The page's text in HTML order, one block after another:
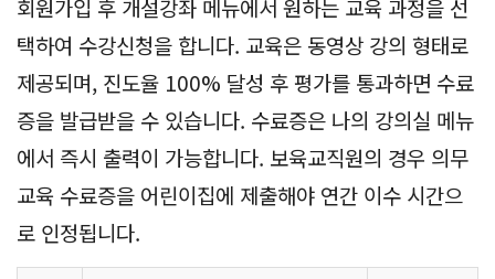
회원가입 후 개설강좌 메뉴에서 원하는 교육 과정을 선
택하여 수강신청을 합니다. 교육은 동영상 강의 형태로
제공되며, 진도율 100% 달성 후 평가를 통과하면 수료
증을 발급받을 수 있습니다. 수료증은 나의 강의실 메뉴
에서 즉시 출력이 가능합니다. 보육교직원의 경우 의무
교육 수료증을 어린이집에 제출해야 연간 이수 시간으
로 인정됩니다.